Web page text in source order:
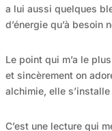
a lui aussi quelques
d’énergie qu’à besoin
Le point qui m’a le
et sincèrement on
alchimie, elle
C’est une lecture qui